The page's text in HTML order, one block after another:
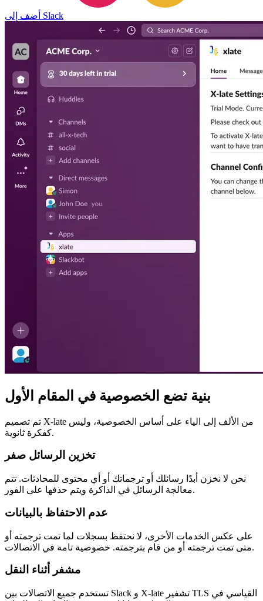
أضف إلى Slack
بنية تضع الخصوصية في المقام الأول
تم تصميم X-late من الألف إلى الياء على أساس الخصوصية، وليس
كفكرة ثانوية.
تخزين الرسائل صفر
نحن لا نخزن أبدًا رسائلك أو ترجماتك أو أي محتوى للمحادثات. تتم
معالجة الرسائل في الذاكرة ويتم حذفها على الفور.
عدم الاحتفاظ بالبيانات
على عكس الخدمات الأخرى، لا نحتفظ بسجلات لما تمت ترجمته أو
متى تمت ترجمته أو من قام بترجمته. خصوصية تامة في الاتصالات.
مشفر أثناء النقل
تستخدم جميع الاتصالات بين Slack و X-late تشفير TLS القياسي في